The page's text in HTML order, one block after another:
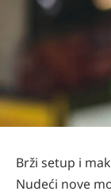
Brži setup i
Nudeći nove